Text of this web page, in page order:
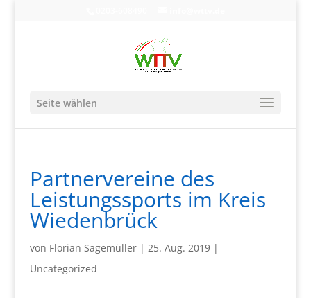
Seite wählen
Partnervereine des
Leistungssports im Kreis
Wiedenbrück
von Florian Sagemüller| 25. Aug. 2019|
Uncategorized